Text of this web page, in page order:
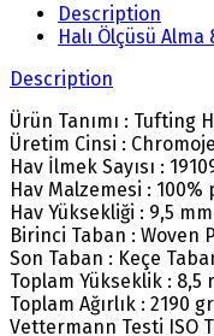
Description
Halı Ölçüsü
Description
Ürün Tanımı : Tufting
Üretim Cinsi :
Hav İlmek Sayısı :
Hav Malzemesi :
Hav Yüksekliği : 9,5
Birinci Taban : Woven
Son Taban : Keçe
Toplam Yükseklik : 8,5
Toplam Ağırlık : 2190
Vettermann Testi ISO